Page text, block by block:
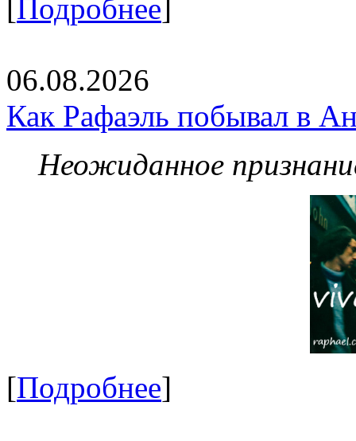
[Подробнее]
06.08.2026
Как Рафаэль побывал в
Неожиданное
[Подробнее]